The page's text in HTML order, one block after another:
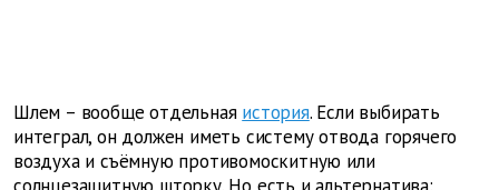
Шлем – вообще отдельная история. Если выбирать
интеграл, он должен иметь систему отвода горячего
воздуха и съёмную противомоскитную или